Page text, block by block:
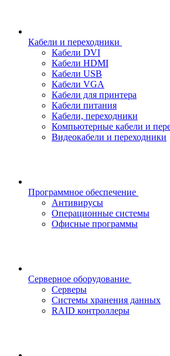
Кабели и переходники
Кабели DVI
Кабели HDMI
Кабели USB
Кабели VGA
Кабели для принтера
Кабели питания
Кабели, переходники
Компьютерные кабели и
Видеокабели и переходники
Программное обеспечение
Антивирусы
Операционные системы
Офисные программы
Серверное оборудование
Серверы
Системы хранения данных
RAID контроллеры